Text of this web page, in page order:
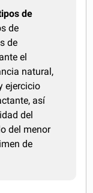
de
de
de
el
natural,
ejercicio
así
del
del menor
de